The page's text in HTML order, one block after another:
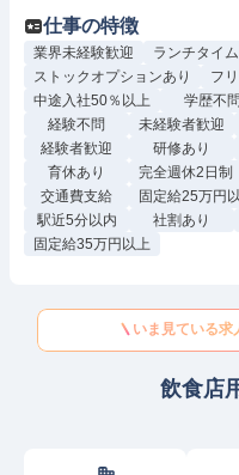
仕事の特徴
業界未経験歓迎 ランチタイム
ストックオプションあり
フ
中途入社50％以上
学歴不問
経験不問
未経験者歓迎
経験者歓迎
研修あり
育休あり
完全週休2日制
交通費支給
固定給25万円
駅近5分以内
社割あり
固定給35万円以上
いま見ている求
飲食店